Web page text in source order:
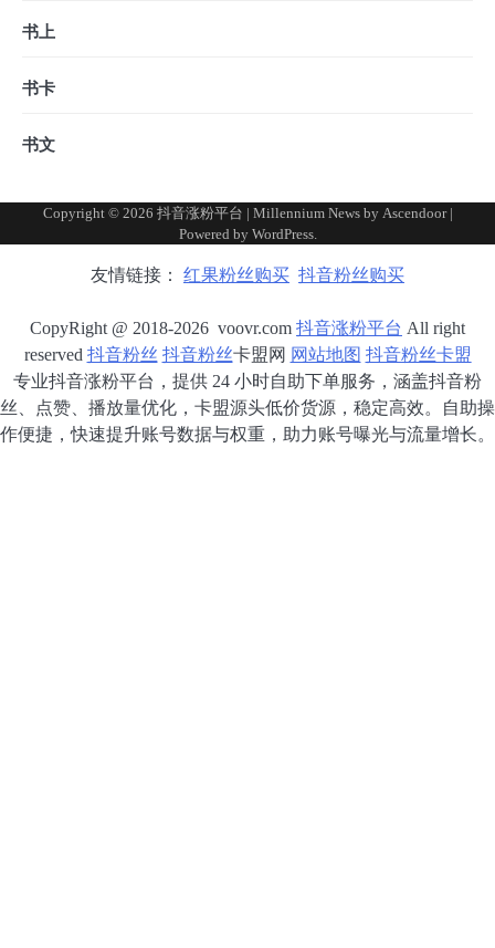
书上
书卡
书文
Copyright © 2026 抖音涨粉平台 | Millennium News by Ascendoor|
Powered by WordPress.
友情链接： 红果粉丝购买 抖音粉丝购买
CopyRight @ 2018-2026 voovr.com 抖音涨粉平台 All right
reserved 抖音粉丝 抖音粉丝卡盟网 网站地图 抖音粉丝卡盟
专业抖音涨粉平台，提供 24 小时自助下单服务，涵盖抖音粉
丝、点赞、播放量优化，卡盟源头低价货源，稳定高效。自助操
作便捷，快速提升账号数据与权重，助力账号曝光与流量增长。